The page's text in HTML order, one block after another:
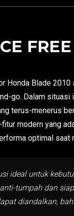
Honda Blade
go. Dalam
terus-menerus
modern yang
optimal saat
ideal untuk
tumpah dan
diandalkan,